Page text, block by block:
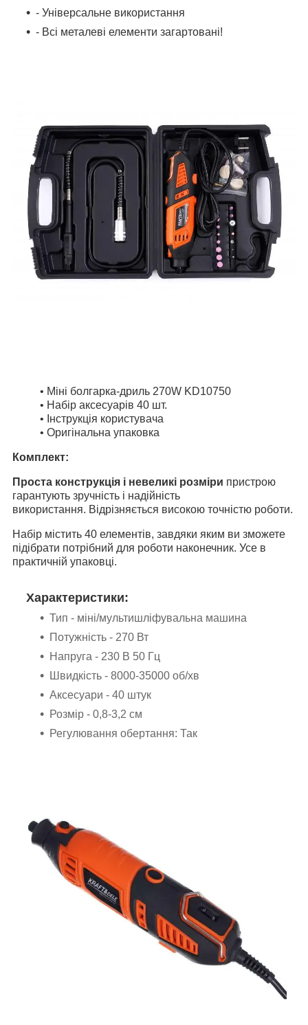
- Універсальне використання
- Всі металеві елементи загартовані!
Характеристики:
Тип - міні/мультишліфувальна машина
Потужність - 270 Вт
Напруга - 230 В 50 Гц
Швидкість - 8000-35000 об/хв
Аксесуари - 40 штук
Розмір - 0,8-3,2 см
Регулювання обертання: Так
Набір містить 40 елементів, завдяки яким ви зможете
підібрати потрібний для роботи наконечник. Усе в
практичній упаковці.
Проста конструкція і невеликі розміри пристрою
гарантують зручність і надійність
використання. Відрізняється високою точністю роботи.
Комплект:
• Міні болгарка-дриль 270W KD10750
• Набір аксесуарів 40 шт.
• Інструкція користувача
• Оригінальна упаковка